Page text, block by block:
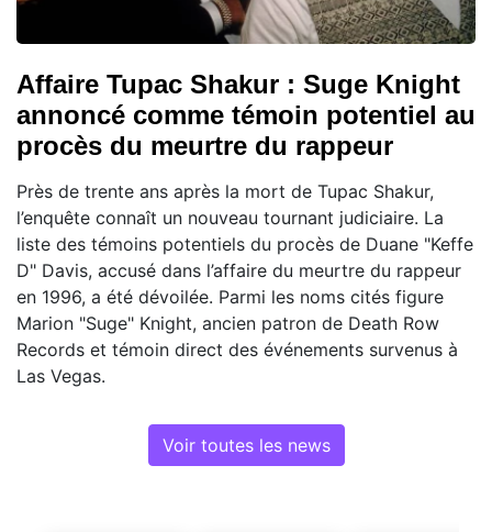
Affaire Tupac Shakur : Suge Knight
annoncé comme témoin potentiel au
procès du meurtre du rappeur
Près de trente ans après la mort de Tupac Shakur,
l’enquête connaît un nouveau tournant judiciaire. La
liste des témoins potentiels du procès de Duane "Keffe
D" Davis, accusé dans l’affaire du meurtre du rappeur
en 1996, a été dévoilée. Parmi les noms cités figure
Marion "Suge" Knight, ancien patron de Death Row
Records et témoin direct des événements survenus à
Las Vegas.
Voir toutes les news